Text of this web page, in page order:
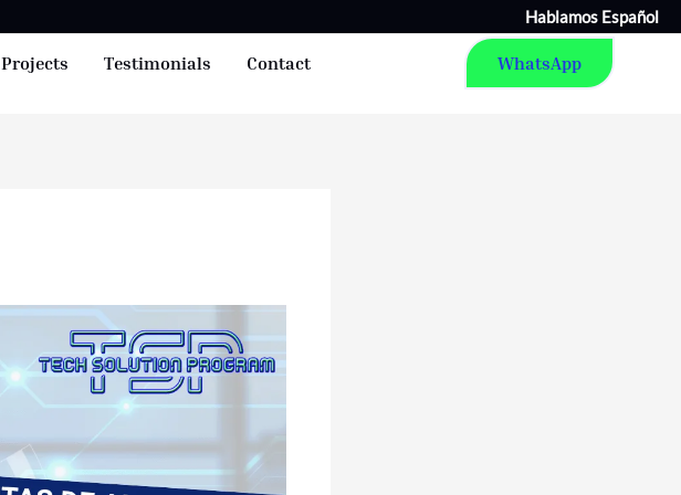
Hablamos Español
Projects Testimonials Contact WhatsApp